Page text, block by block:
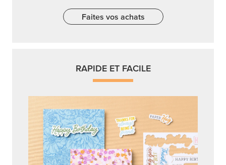
Faites vos achats
RAPIDE ET FACILE